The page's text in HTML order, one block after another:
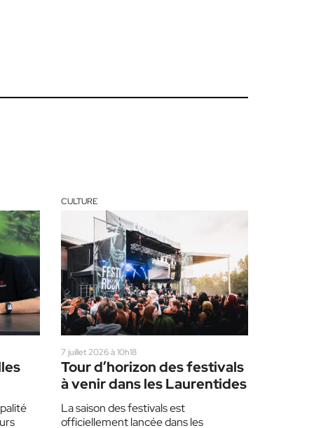
CULTURE
7 juillet 2026 à 10h18
Tour d’horizon des festivals
à venir dans les Laurentides
La saison des festivals est
officiellement lancée dans les